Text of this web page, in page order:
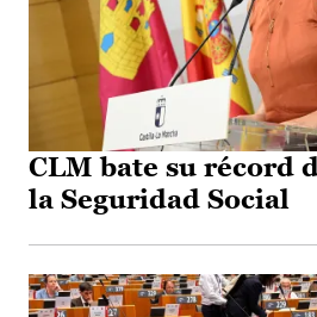
CLM bate su récord
la Seguridad Social